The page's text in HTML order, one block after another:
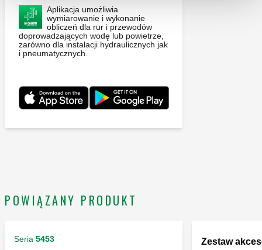
Aplikacja umożliwia
wymiarowanie i wykonanie
obliczeń dla rur i przewodów
doprowadzających wodę lub powietrze,
zarówno dla instalacji hydraulicznych jak
i pneumatycznych.
POWIĄZANY PRODUKT
Seria 5453
Zestaw